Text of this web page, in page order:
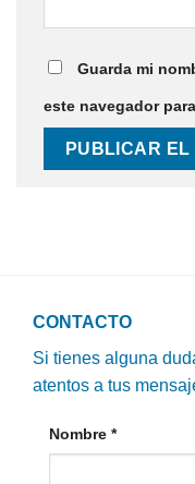
Guarda mi
este navegador
CONTACTO
Si tienes alguna
atentos a tus
Nombre *